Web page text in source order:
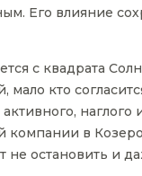
Его влияние
с квадрата
кто
в
остановить и